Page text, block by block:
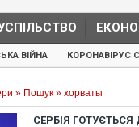
ВІЙНА КОРОНАВІРУС
» Пошук » хорваты
СЕРБІЯ